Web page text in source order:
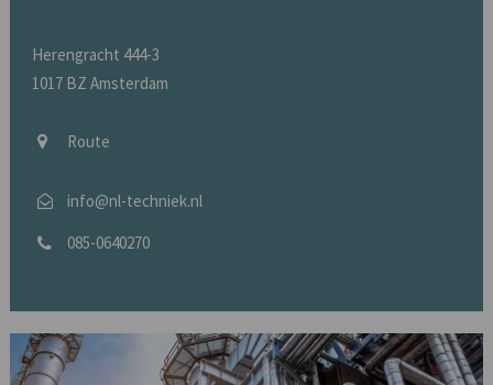
Herengracht 444-3
1017 BZ Amsterdam
Route
info@nl-techniek.nl
085-0640270